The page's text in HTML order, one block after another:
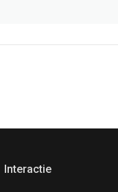
Interactie